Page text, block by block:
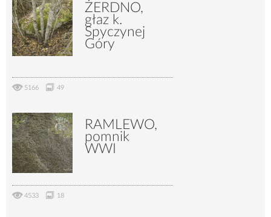
ŻERDNO,
głaz k.
Spyczynej
Góry
5166 49
RAMLEWO,
pomnik
WWI
4533 18